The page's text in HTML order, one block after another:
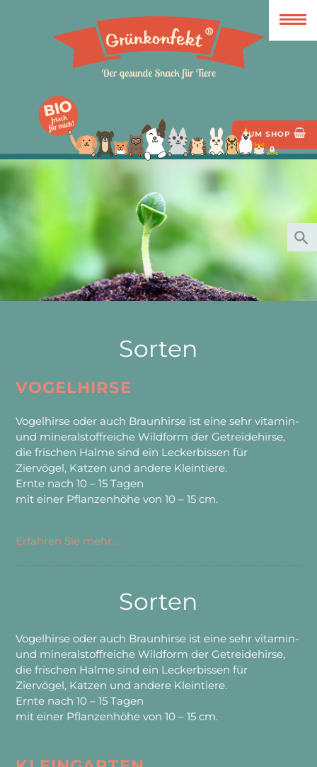
ZUM SHOP
Sorten
VOGELHIRSE
Vogelhirse oder auch Braunhirse ist eine sehr vitamin-
und mineralstoffreiche Wildform der Getreidehirse,
die frischen Halme sind ein Leckerbissen für
Ziervögel, Katzen und andere Kleintiere.
Ernte nach 10 – 15 Tagen
mit einer Pflanzenhöhe von 10 – 15 cm.
Erfahren Sie mehr …
Sorten
Vogelhirse oder auch Braunhirse ist eine sehr vitamin-
und mineralstoffreiche Wildform der Getreidehirse,
die frischen Halme sind ein Leckerbissen für
Ziervögel, Katzen und andere Kleintiere.
Ernte nach 10 – 15 Tagen
mit einer Pflanzenhöhe von 10 – 15 cm.